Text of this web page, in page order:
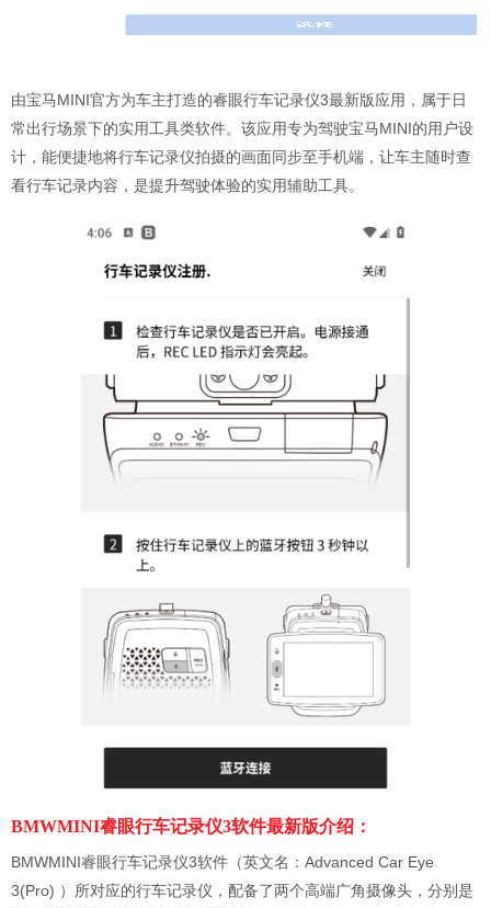
由宝马MINI官方为车主打造的睿眼行车记录仪3最新版应用，属于日
常出行场景下的实用工具类软件。该应用专为驾驶宝马MINI的用户设
计，能便捷地将行车记录仪拍摄的画面同步至手机端，让车主随时查
看行车记录内容，是提升驾驶体验的实用辅助工具。
BMWMINI睿眼行车记录仪3软件最新版介绍：
BMWMINI睿眼行车记录仪3软件（英文名：Advanced Car Eye
3(Pro) ）所对应的行车记录仪，配备了两个高端广角摄像头，分别是